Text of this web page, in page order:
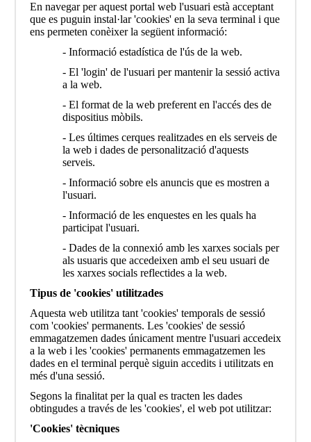
En navegar per aquest portal web l'usuari està acceptant
que es puguin instal·lar 'cookies' en la seva terminal i que
ens permeten conèixer la següent informació:
- Informació estadística de l'ús de la web.
- El 'login' de l'usuari per mantenir la sessió activa
a la web.
- El format de la web preferent en l'accés des de
dispositius mòbils.
- Les últimes cerques realitzades en els serveis de
la web i dades de personalització d'aquests
serveis.
- Informació sobre els anuncis que es mostren a
l'usuari.
- Informació de les enquestes en les quals ha
participat l'usuari.
- Dades de la connexió amb les xarxes socials per
als usuaris que accedeixen amb el seu usuari de
les xarxes socials reflectides a la web.
Tipus de 'cookies' utilitzades
Aquesta web utilitza tant 'cookies' temporals de sessió
com 'cookies' permanents. Les 'cookies' de sessió
emmagatzemen dades únicament mentre l'usuari accedeix
a la web i les 'cookies' permanents emmagatzemen les
dades en el terminal perquè siguin accedits i utilitzats en
més d'una sessió.
Segons la finalitat per la qual es tracten les dades
obtingudes a través de les 'cookies', el web pot utilitzar:
'Cookies' tècniques